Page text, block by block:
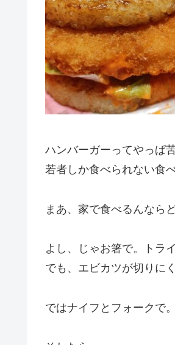
ハンバーガーってやっぱ苦
若者しか食べられない食
まあ、家で食べるんなら
よし、じゃお箸で。トライ
でも、エビカツが切りにく
ではナイフとフォークで。